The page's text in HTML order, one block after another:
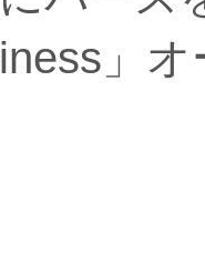
」オ